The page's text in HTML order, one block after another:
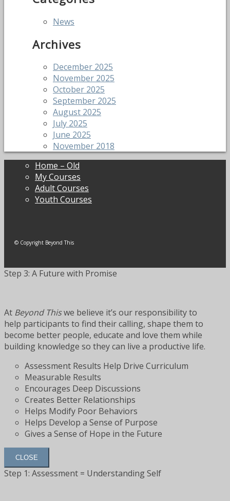
News
Archives
December 2025
November 2025
October 2025
September 2025
August 2025
July 2025
June 2025
November 2018
Home – Old
My Courses
Adult Courses
Youth Courses
© Copyright Beyond This
Step 3: A Future with Promise
At Beyond Thiswe believe it’s our responsibility to
help participants to find their calling, shape them to
become better people, educate and love them while
building knowledge so they can live a productive life.
Assessment Results Help Drive Curriculum
Measurable Results
Encourages Deep Discussions
Creates Better Relationships
Helps Modify Poor Behaviors
Helps Develop a Sense of Purpose
Gives a Sense of Hope in the Future
CLOSE
Step 1: Assessment = Understanding Self